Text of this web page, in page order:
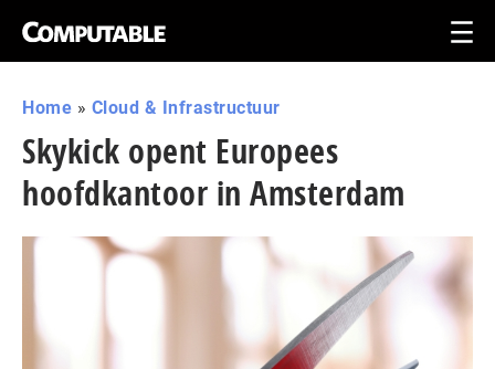
Home » Cloud & Infrastructuur
Skykick opent Europees
hoofdkantoor in Amsterdam